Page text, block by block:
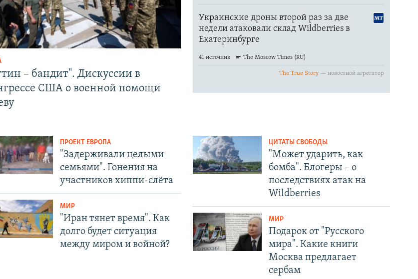
– бандит". Дискуссии в
США о военной помощи
ПРОЕКТ ЕВРОПА
"Задерживали целыми
семьями". Гонения на
участников хиппи-слёта
МИР
"Иран тянет время". Как
долго будет ситуация
между миром и войной?
ЦИТАТЫ СВОБОДЫ
"Может ударить, как
бомба". Блогеры – о
последствиях атак на
Wildberries
МИР
Подарок от "Русского
мира". Какие книги
Москва предлагает
сербам